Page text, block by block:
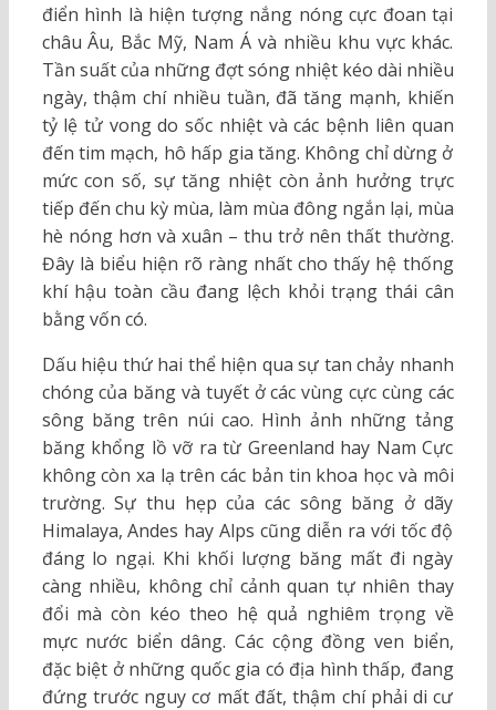
điển hình là hiện tượng nắng nóng cực đoan tại
châu Âu, Bắc Mỹ, Nam Á và nhiều khu vực khác.
Tần suất của những đợt sóng nhiệt kéo dài nhiều
ngày, thậm chí nhiều tuần, đã tăng mạnh, khiến
tỷ lệ tử vong do sốc nhiệt và các bệnh liên quan
đến tim mạch, hô hấp gia tăng. Không chỉ dừng ở
mức con số, sự tăng nhiệt còn ảnh hưởng trực
tiếp đến chu kỳ mùa, làm mùa đông ngắn lại, mùa
hè nóng hơn và xuân – thu trở nên thất thường.
Đây là biểu hiện rõ ràng nhất cho thấy hệ thống
khí hậu toàn cầu đang lệch khỏi trạng thái cân
bằng vốn có.
Dấu hiệu thứ hai thể hiện qua sự tan chảy nhanh
chóng của băng và tuyết ở các vùng cực cùng các
sông băng trên núi cao. Hình ảnh những tảng
băng khổng lồ vỡ ra từ Greenland hay Nam Cực
không còn xa lạ trên các bản tin khoa học và môi
trường. Sự thu hẹp của các sông băng ở dãy
Himalaya, Andes hay Alps cũng diễn ra với tốc độ
đáng lo ngại. Khi khối lượng băng mất đi ngày
càng nhiều, không chỉ cảnh quan tự nhiên thay
đổi mà còn kéo theo hệ quả nghiêm trọng về
mực nước biển dâng. Các cộng đồng ven biển,
đặc biệt ở những quốc gia có địa hình thấp, đang
đứng trước nguy cơ mất đất, thậm chí phải di cư